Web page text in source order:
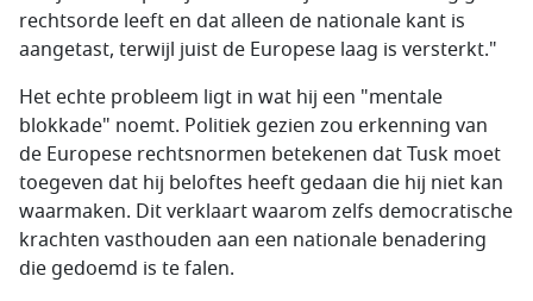
rechtsorde leeft en dat alleen de nationale kant is
aangetast, terwijl juist de Europese laag is versterkt."
Het echte probleem ligt in wat hij een "mentale
blokkade" noemt. Politiek gezien zou erkenning van
de Europese rechtsnormen betekenen dat Tusk moet
toegeven dat hij beloftes heeft gedaan die hij niet kan
waarmaken. Dit verklaart waarom zelfs democratische
krachten vasthouden aan een nationale benadering
die gedoemd is te falen.